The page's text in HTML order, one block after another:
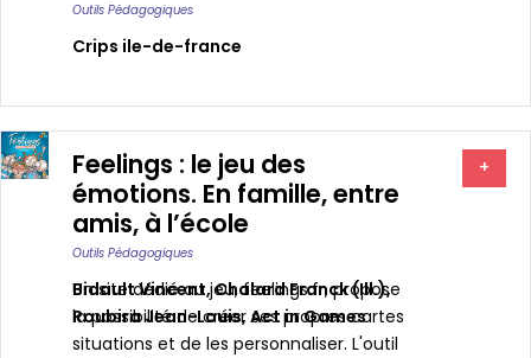
Outils Pédagogiques
Crips ile-de-france
Feelings : le jeu des
émotions. En famille, entre
amis, à l’école
Outils Pédagogiques
Bidault Vincent,Chalard Franck (ill.),
Roubira Jean-Louis,Act in Games
Un site dédié au jeu, feelings.fr, propose
la possibilité de créer ses propres cartes
situations et de les personnaliser. L'outil
+